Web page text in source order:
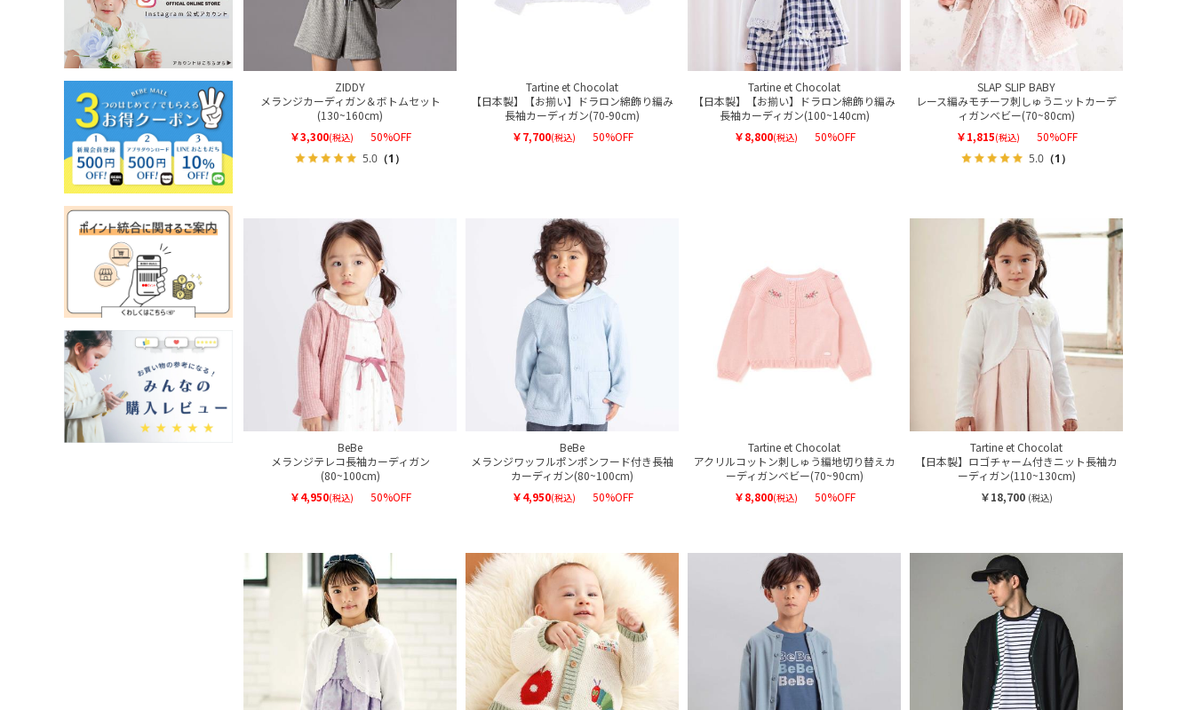
ZIDDY
メランジカーディガン＆ボトムセット
(130~160cm)
￥3,300(税込)
50%OFF
5.0（1）
Tartine et Chocolat
【日本製】【お揃い】ドラロン綿飾り編み
長袖カーディガン(70-90cm)
￥7,700(税込) 50%OFF
Tartine et Chocolat
【日本製】【お揃い】ドラロン綿飾り編み
長袖カーディガン(100~140cm)
￥8,800(税込) 50%OFF
SLAP SLIP BABY
レース編みモチーフ刺しゅうニットカーデ
ィガンベビー(70~80cm)
￥1,815(税込)
50%OFF
5.0（1）
BeBe
メランジテレコ長袖カーディガン
(80~100cm)
￥4,950(税込) 50%OFF
BeBe
メランジワッフルポンポンフード付き長袖
カーディガン(80~100cm)
￥4,950(税込) 50%OFF
Tartine et Chocolat
アクリルコットン刺しゅう編地切り替えカ
ーディガンベビー(70~90cm)
￥8,800(税込) 50%OFF
Tartine et Chocolat
【日本製】ロゴチャーム付きニット長袖カ
ーディガン(110~130cm)
￥18,700 (税込)